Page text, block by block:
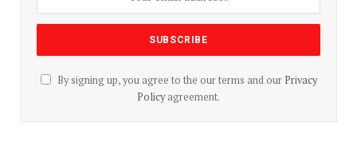
By signing up, you agree to the our terms and our Privacy
Policyagreement.